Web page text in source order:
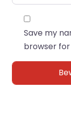
Save my
browser